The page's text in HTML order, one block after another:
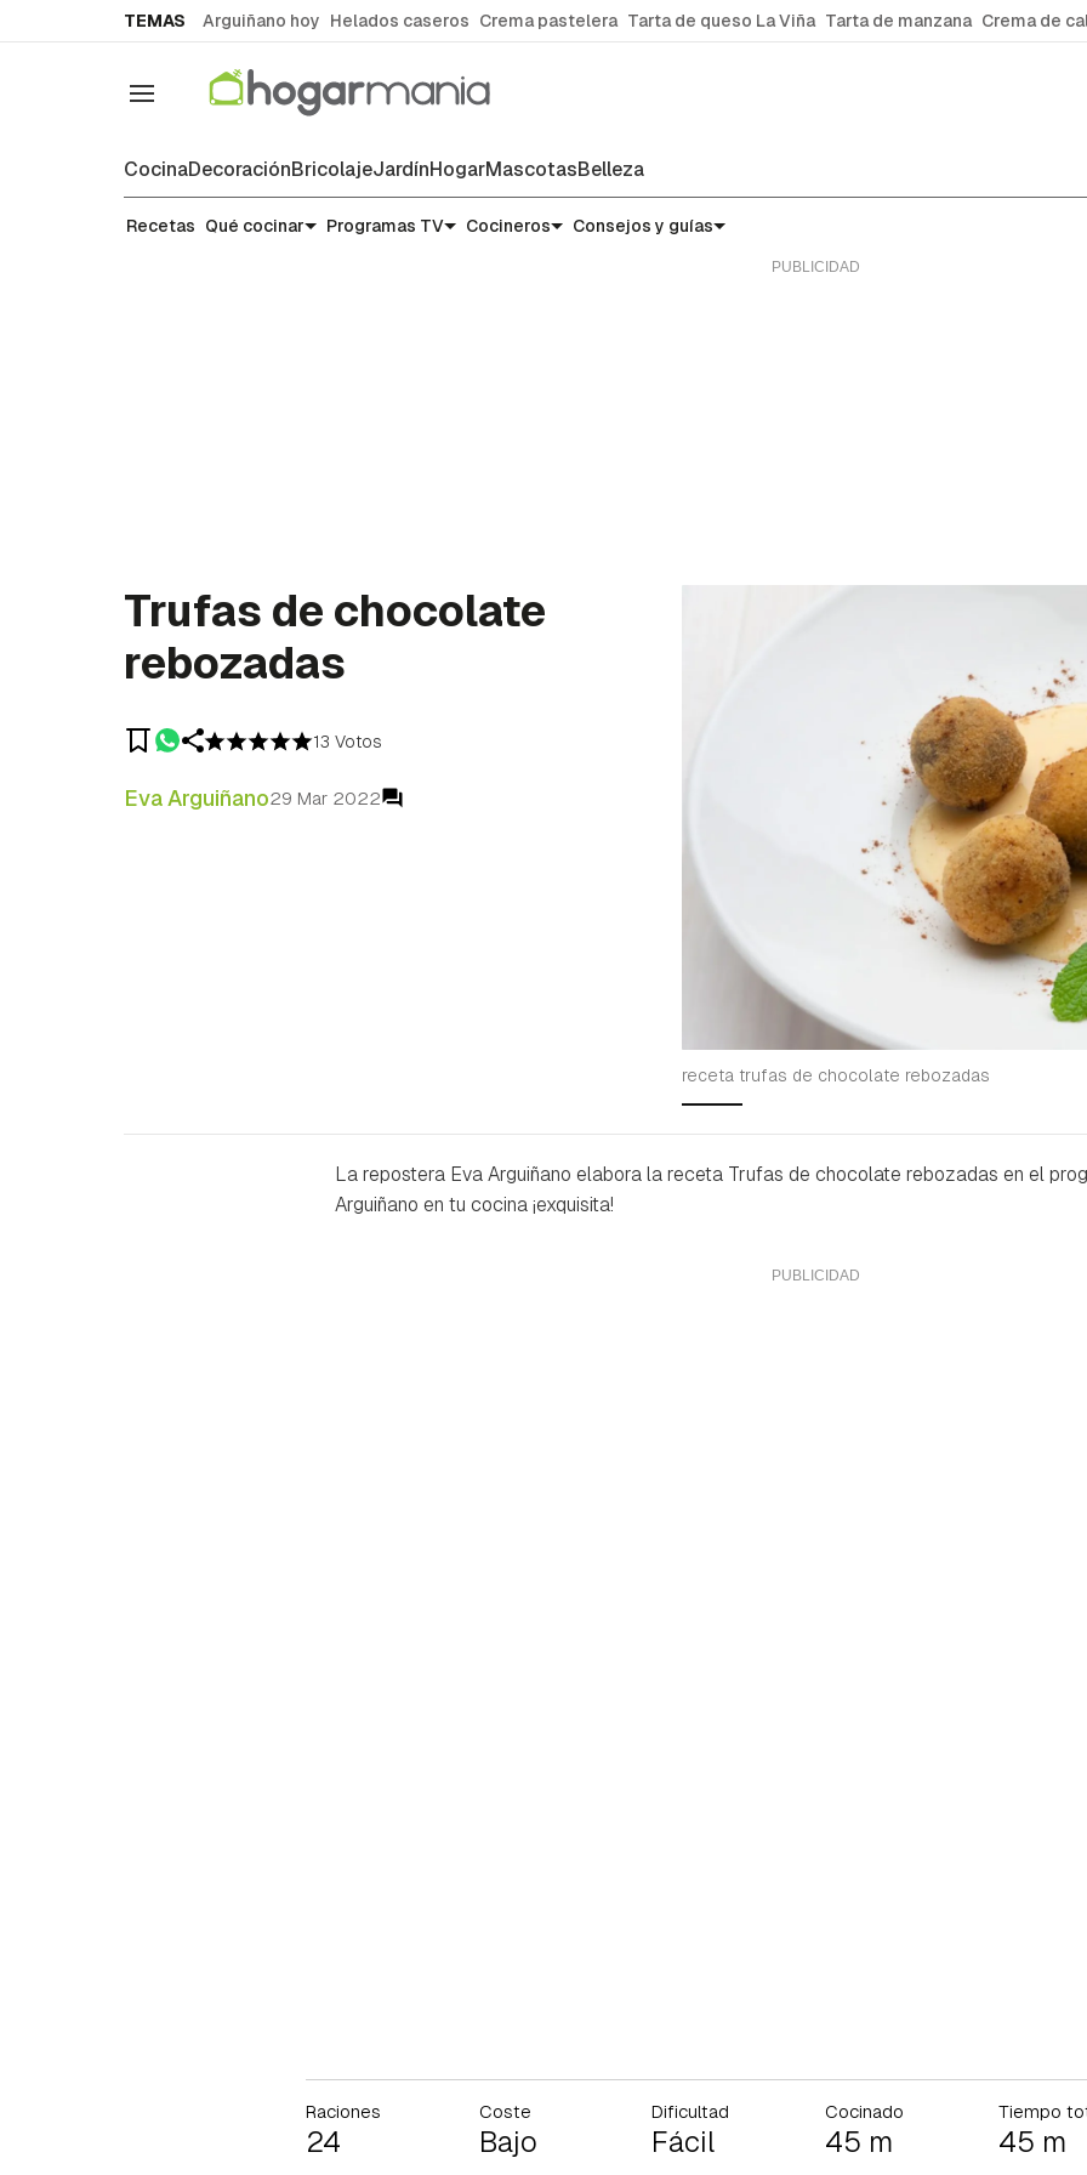
TEMAS Arguiñano hoy Helados caseros Crema pastelera Tarta de queso La Viña Tarta de manzana Crema de
Navegación
CocinaDecoraciónBricolajeJardínHogarMascotasBelleza
Recetas
Recetas Qué cocinar Programas TV Cocineros Consejos y guías
Trufas de chocolate
rebozadas
13 Votos
Eva Arguiñano29 Mar 2022
receta trufas de chocolate rebozadas
La repostera Eva Arguiñano elabora la receta Trufas de chocolate rebozadas en el
Arguiñano en tu cocina ¡exquisita!
Raciones
24
Coste
Bajo
Dificultad
Fácil
Cocinado
45 m
Tiempo
45 m